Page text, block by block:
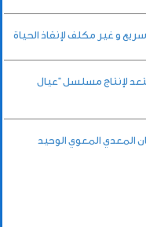
و غير مكلف لإنقاذ الحياة
لإنتاج مسلسل “عيال
المعوي الوحيد